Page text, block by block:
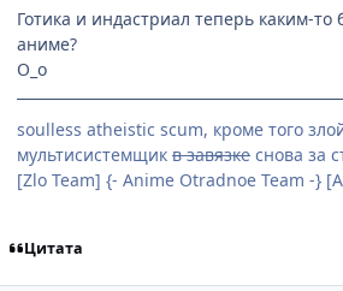
Готика и индастриал теперь каким-то
аниме?
О_о
soulless atheistic scum, кроме того
мультисистемщик в завязке снова за
[Zlo Team] {- Anime Otradnoe Team -}
Цитата